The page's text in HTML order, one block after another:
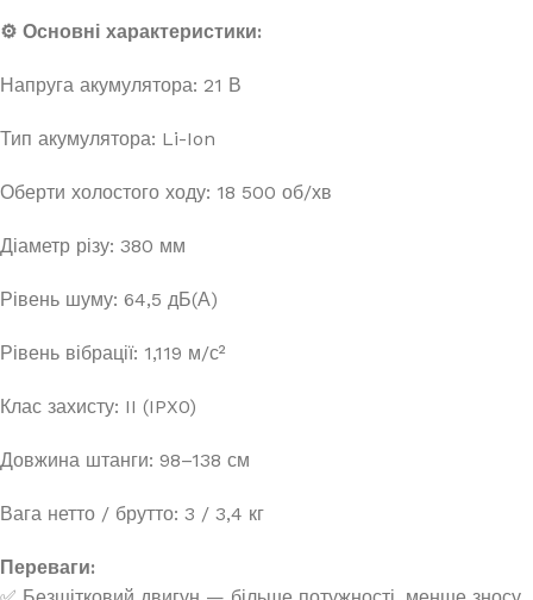
⚙️ Основні характеристики:
Напруга акумулятора: 21 В
Тип акумулятора: Li-Ion
Оберти холостого ходу: 18 500 об/хв
Діаметр різу: 380 мм
Рівень шуму: 64,5 дБ(А)
Рівень вібрації: 1,119 м/с²
Клас захисту: II (IPX0)
Довжина штанги: 98–138 см
Вага нетто / брутто: 3 / 3,4 кг
Переваги: